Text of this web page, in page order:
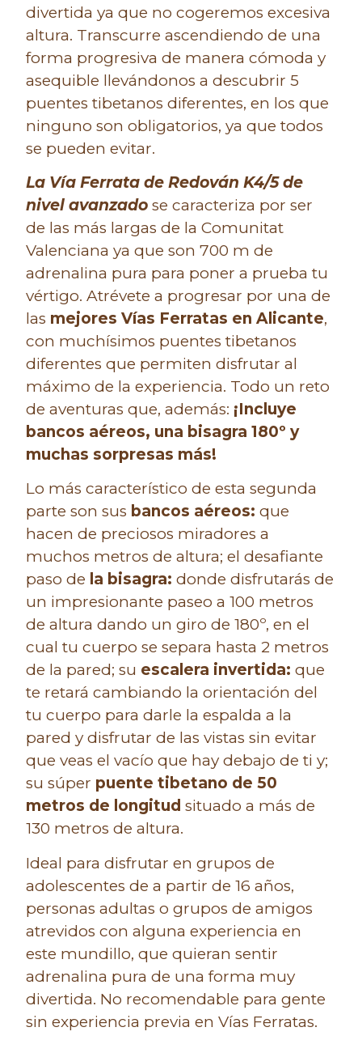
divertida ya que no cogeremos excesiva
altura. Transcurre ascendiendo de una
forma progresiva de manera cómoda y
asequible llevándonos a descubrir 5
puentes tibetanos diferentes, en los que
ninguno son obligatorios, ya que todos
se pueden evitar.
La Vía Ferrata de Redován K4/5 de
nivel avanzado se caracteriza por ser
de las más largas de la Comunitat
Valenciana ya que son 700 m de
adrenalina pura para poner a prueba tu
vértigo. Atrévete a progresar por una de
las mejores Vías Ferratas en Alicante,
con muchísimos puentes tibetanos
diferentes que permiten disfrutar al
máximo de la experiencia. Todo un reto
de aventuras que, además: ¡Incluye
bancos aéreos, una bisagra 180º y
muchas sorpresas más!
Lo más característico de esta segunda
parte son sus bancos aéreos: que
hacen de preciosos miradores a
muchos metros de altura; el desafiante
paso de la bisagra: donde disfrutarás de
un impresionante paseo a 100 metros
de altura dando un giro de 180º, en el
cual tu cuerpo se separa hasta 2 metros
de la pared; su escalera invertida:que
te retará cambiando la orientación del
tu cuerpo para darle la espalda a la
pared y disfrutar de las vistas sin evitar
que veas el vacío que hay debajo de ti y;
su súper puente tibetano de 50
metros de longitud situado a más de
130 metros de altura.
Ideal para disfrutar en grupos de
adolescentes de a partir de 16 años,
personas adultas o grupos de amigos
atrevidos con alguna experiencia en
este mundillo, que quieran sentir
adrenalina pura de una forma muy
divertida. No recomendable para gente
sin experiencia previa en Vías Ferratas.